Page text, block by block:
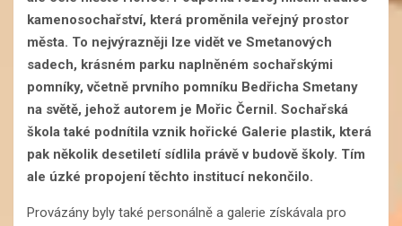
kamenosochařství, která proměnila veřejný prostor
města. To nejvýrazněji lze vidět ve Smetanových
sadech, krásném parku naplněném sochařskými
pomníky, včetně prvního pomníku Bedřicha Smetany
na světě, jehož autorem je Mořic Černil. Sochařská
škola také podnítila vznik hořické Galerie plastik, která
pak několik desetiletí sídlila právě v budově školy. Tím
ale úzké propojení těchto institucí nekončilo.
Provázány byly také personálně a galerie získávala pro